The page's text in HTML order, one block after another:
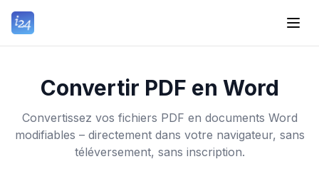
Convertir PDF en Word
Convertissez vos fichiers PDF en documents Word
modifiables – directement dans votre navigateur, sans
téléversement, sans inscription.